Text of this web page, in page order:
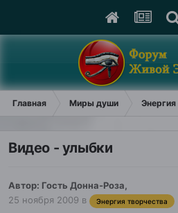
Главная Миры души Энергия
Видео - улыбки
Автор: Гость Донна-Роза,
25 ноября 2009 в Энергия творчества